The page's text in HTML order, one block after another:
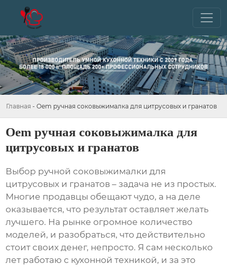
Главная - Oem ручная соковыжималка для цитрусовых и гранатов
Oem ручная соковыжималка для
цитрусовых и гранатов
Выбор ручной соковыжималки для
цитрусовых и гранатов – задача не из простых.
Многие продавцы обещают чудо, а на деле
оказывается, что результат оставляет желать
лучшего. На рынке огромное количество
моделей, и разобраться, что действительно
стоит своих денег, непросто. Я сам несколько
лет работаю с кухонной техникой, и за это